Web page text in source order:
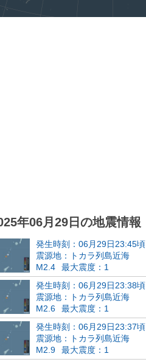
年06月29日の地震情報
発生時刻：06月29日23:45頃
震源地：トカラ列島近海
M2.4
最大震度：1
発生時刻：06月29日23:38頃
震源地：トカラ列島近海
M2.6
最大震度：1
発生時刻：06月29日23:37頃
震源地：トカラ列島近海
M2.9
最大震度：1